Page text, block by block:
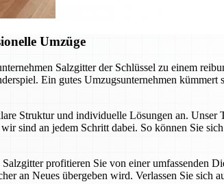
Umzüge
Salzgitter der Schlüssel zu einem
Ein gutes Umzugsunternehmen
Struktur und individuelle Lösungen an. Unser
sind an jedem Schritt dabei. So können Sie
profitieren Sie von einer umfassenden
an Neues übergeben wird. Verlassen Sie